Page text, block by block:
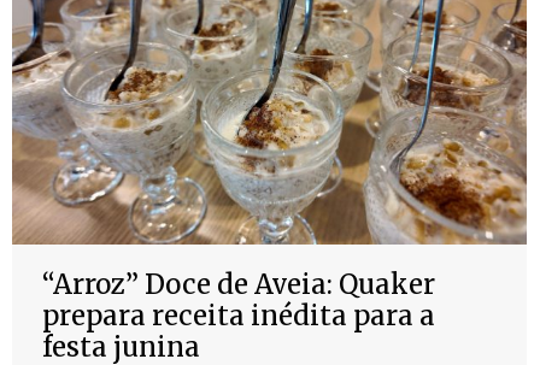
“Arroz” Doce de Aveia: Quaker
prepara receita inédita para a
festa junina